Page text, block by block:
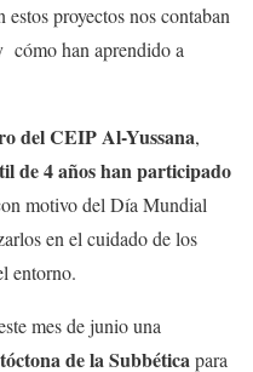
proyectos nos contaban
cómo han aprendido a
del CEIP Al-Yussana,
de 4 años han participado
motivo del Día Mundial
en el cuidado de los
entorno.
mes de junio una
de la Subbéticapara